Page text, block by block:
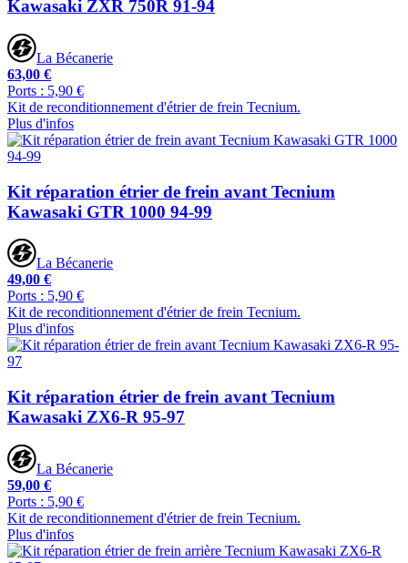
Kawasaki ZXR 750R 91-94
La Bécanerie
63,00 €
Ports : 5,90 €
Kit de reconditionnement d'étrier de frein Tecnium.
Plus d'infos
Kit réparation étrier de frein avant Tecnium
Kawasaki GTR 1000 94-99
La Bécanerie
49,00 €
Ports : 5,90 €
Kit de reconditionnement d'étrier de frein Tecnium.
Plus d'infos
Kit réparation étrier de frein avant Tecnium
Kawasaki ZX6-R 95-97
La Bécanerie
59,00 €
Ports : 5,90 €
Kit de reconditionnement d'étrier de frein Tecnium.
Plus d'infos